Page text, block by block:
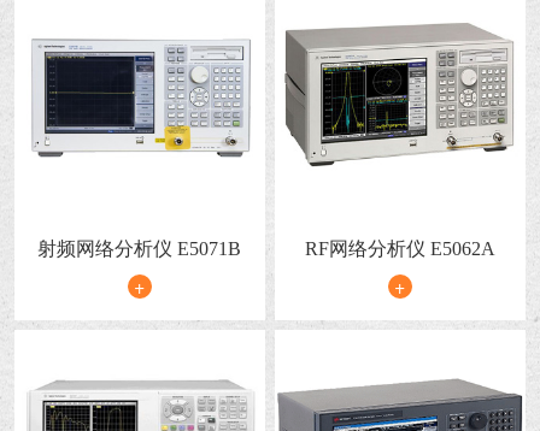
射频网络分析仪 E5071B
+
RF网络分析仪 E5062A
+